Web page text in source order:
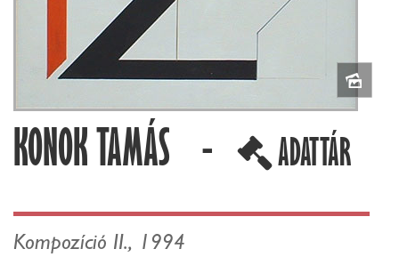
KONOK TAMÁS - ADATTÁR
Kompozíció II., 1994